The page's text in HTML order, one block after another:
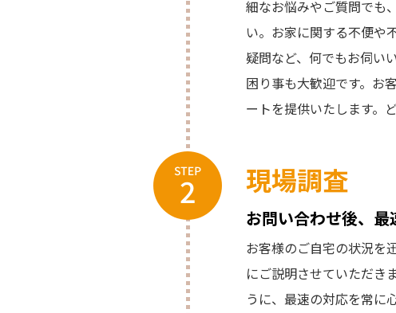
細なお悩みやご質問でも
い。お家に関する不便や
疑問など、何でもお伺い
困り事も大歓迎です。お
ートを提供いたします。
現場調査
お問い合わせ後、
お客様のご自宅の状況を
にご説明させていただき
うに、最速の対応を常に